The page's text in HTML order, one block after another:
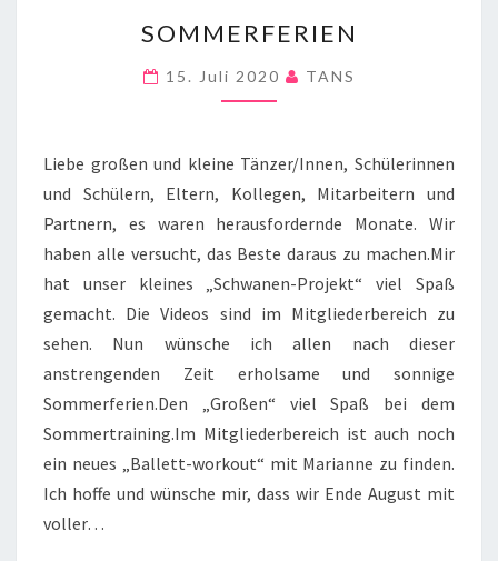
SOMMERFERIEN
15. Juli 2020 TANS
Liebe großen und kleine Tänzer/Innen, Schülerinnen
und Schülern, Eltern, Kollegen, Mitarbeitern und
Partnern, es waren herausfordernde Monate. Wir
haben alle versucht, das Beste daraus zu machen.Mir
hat unser kleines „Schwanen-Projekt“ viel Spaß
gemacht. Die Videos sind im Mitgliederbereich zu
sehen. Nun wünsche ich allen nach dieser
anstrengenden Zeit erholsame und sonnige
Sommerferien.Den „Großen“ viel Spaß bei dem
Sommertraining.Im Mitgliederbereich ist auch noch
ein neues „Ballett-workout“ mit Marianne zu finden.
Ich hoffe und wünsche mir, dass wir Ende August mit
voller…